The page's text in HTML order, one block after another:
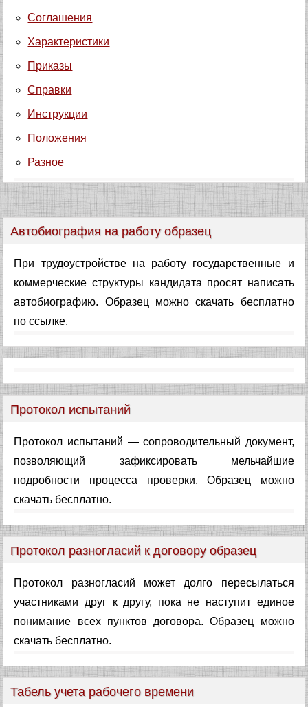
Соглашения
Характеристики
Приказы
Справки
Инструкции
Положения
Разное
Автобиография на работу образец
При трудоустройстве на работу государственные и
коммерческие структуры кандидата просят написать
автобиографию. Образец можно скачать бесплатно
по ссылке.
Протокол испытаний
Протокол испытаний — сопроводительный документ,
позволяющий зафиксировать мельчайшие
подробности процесса проверки. Образец можно
скачать бесплатно.
Протокол разногласий к договору образец
Протокол разногласий может долго пересылаться
участниками друг к другу, пока не наступит единое
понимание всех пунктов договора. Образец можно
скачать бесплатно.
Табель учета рабочего времени